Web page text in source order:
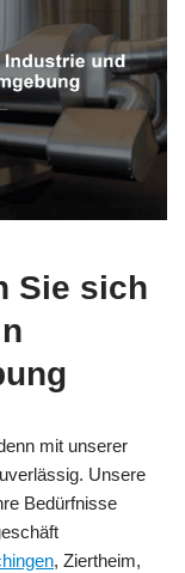
Sie sich
mit unserer
Unsere
Bedürfnisse
, Ziertheim,